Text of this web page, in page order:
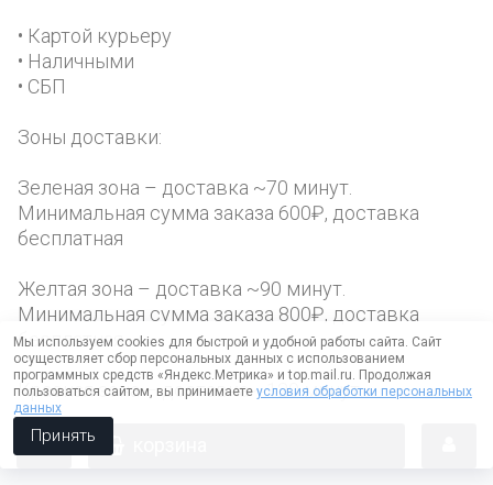
• Картой курьеру
• Наличными
• СБП
Зоны доставки:
Зеленая зона – доставка ~70 минут.
Минимальная сумма заказа 600₽, доставка
бесплатная
Желтая зона – доставка ~90 минут.
Минимальная сумма заказа 800₽, доставка
бесплатная
Красная зона – доставка ~120 минут.
Минимальная сумма заказа 1000₽, доставка
бесплатная
Мы используем cookies для быстрой и удобной работы сайта. Сайт
осуществляет сбор персональных данных с использованием
программных средств «Яндекс.Метрика» и top.mail.ru. Продолжая
пользоваться сайтом, вы принимаете условия обработки персональных
данных
Принять